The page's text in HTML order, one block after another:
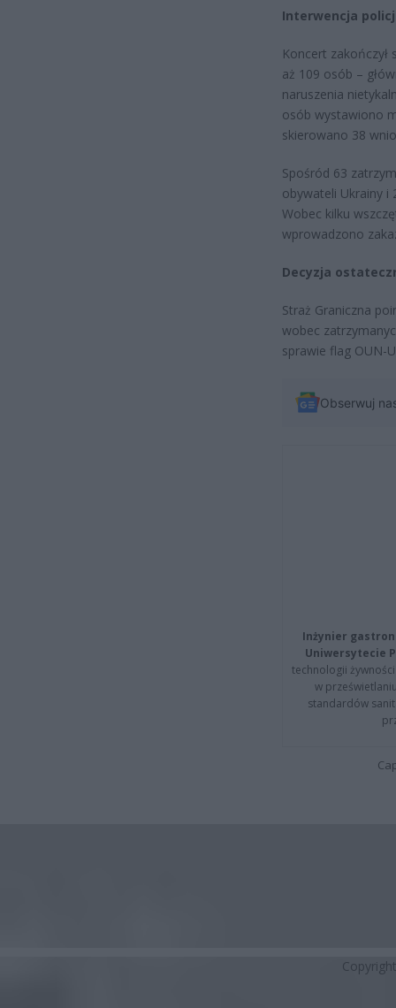
Interwencja
Koncert
aż 109 osób –
naruszenia
osób wystawiono
skierowano 38
Spośród 63
obywateli Ukrainy i
Wobec kilku
wprowadzono
Decyzja
Straż Graniczna
wobec
sprawie flag OUN-
Obserwuj
Inżynier
Uniwersytecie
technologii
w
standardów